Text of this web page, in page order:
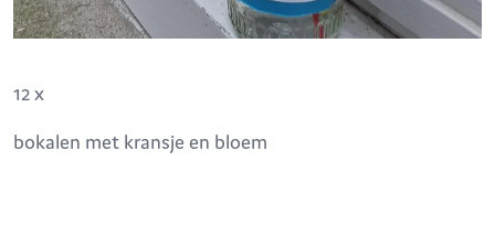
12 x
bokalen met kransje en bloem